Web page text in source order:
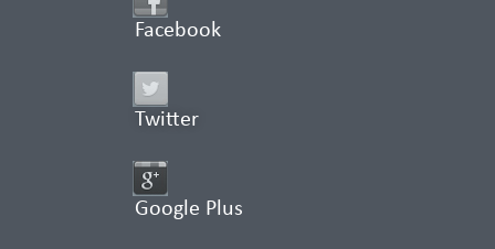
Facebook
Twitter
Google Plus